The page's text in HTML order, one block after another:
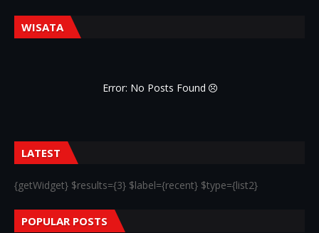
WISATA
Error: No Posts Found
LATEST
{getWidget} $results={3} $label={recent} $type={list2}
POPULAR POSTS